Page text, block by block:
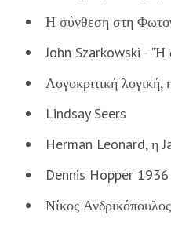
Η σύνθεση στη
John Szarkowski - "Η
Λογοκριτική
Lindsay Seers
Herman Leonard, η
Dennis Hopper
Νίκος Ανδρικόπουλος